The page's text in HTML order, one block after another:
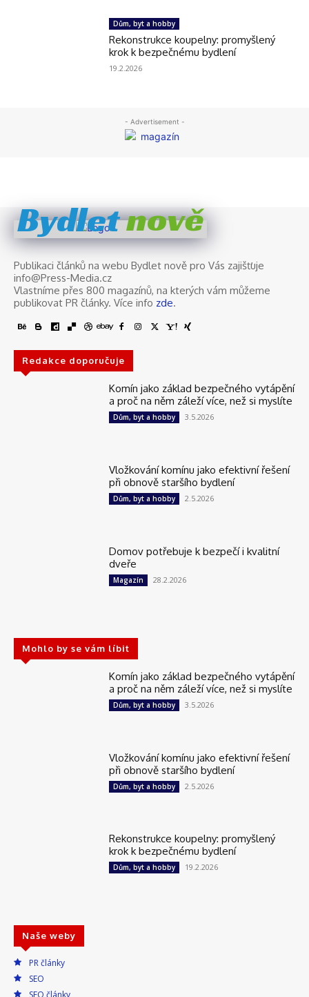
Bydletnově
Publikaci článků na webu Bydlet nově pro Vás zajišťuje
info@Press-Media.cz
Vlastníme přes 800 magazínů, na kterých vám můžeme
publikovat PR články. Více info zde.
Redakce doporučuje
Komín jako základ bezpečného vytápění
a proč na něm záleží více, než si myslíte
Dům, byt a hobby 3.5.2026
Vložkování komínu jako efektivní řešení
při obnově staršího bydlení
Dům, byt a hobby 2.5.2026
Domov potřebuje k bezpečí i kvalitní
dveře
Magazín 28.2.2026
Mohlo by se vám líbit
Komín jako základ bezpečného vytápění
a proč na něm záleží více, než si myslíte
Dům, byt a hobby 3.5.2026
Vložkování komínu jako efektivní řešení
při obnově staršího bydlení
Dům, byt a hobby 2.5.2026
Rekonstrukce koupelny: promyšlený
krok k bezpečnému bydlení
Dům, byt a hobby 19.2.2026
Naše weby
PR články
SEO